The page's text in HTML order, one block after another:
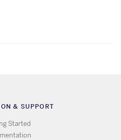
& SUPPORT
Started